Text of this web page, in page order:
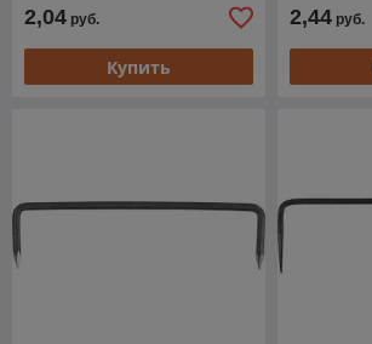
2,04 руб.
Купить
2,44 руб.